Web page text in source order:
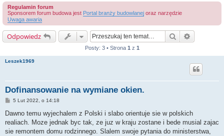
Regulamin forum
Sponsorem forum budowa jest Portal branży budowlanej oraz narzędzie
Uwaga awaria
Odpowiedz Szukaj
Posty: 3 • Strona 1 z 1
Leszek1969
Dofinansowanie na wymiane okien.
P
s
5 Lut 2022, o 14:18
Dawno temu wyjechalem z Polski i slabo orientuje sie w polskich
realiach. Moze jednak byc tak, ze juz w kraju zostane i bede musial zajac
sie remontem domu rodzinnego. Slalem swoje pytania do ministerstwa,